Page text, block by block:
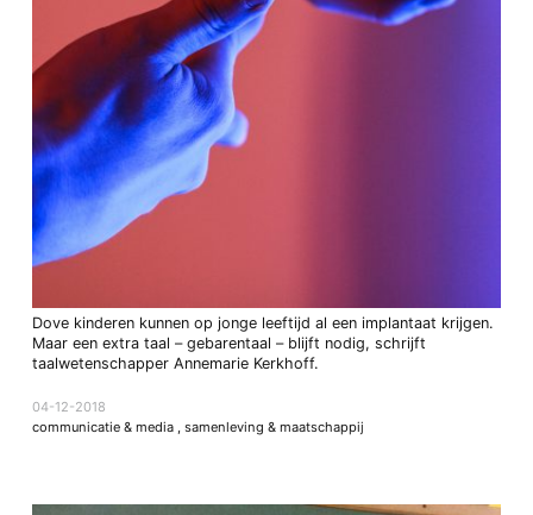
Dove kinderen kunnen op jonge leeftijd al een implantaat krijgen.
Maar een extra taal – gebarentaal – blijft nodig, schrijft
taalwetenschapper Annemarie Kerkhoff.
04-12-2018
communicatie & media , samenleving & maatschappij